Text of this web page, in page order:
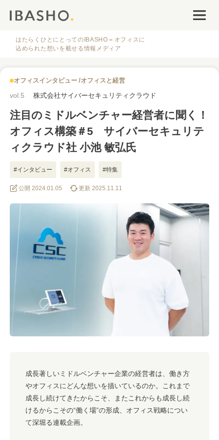
ファシリティナレッジ
IBASHOについて
人気のタグ
#オフィス移転 #その他
#ノウハウ #おしゃれオフィス #メリット
#こだわりオフィス #コミュニケーション
#フリーアドレス
はたらくひとにとってのIBASHO＝オフィスに
込められた想いを載せる情報メディア
オフィスインタビュー オフィスと経営
vol.5 株式会社サイバーセキュリティクラウド
注目のミドルベンチャー経営者に聞く！
オフィス構築＃5 サイバーセキュリテ
ィクラウド社 小池 敏弘氏
#インタビュー #オフィス #特集
公開 2024.01.05 更新 2025.11.11
成長著しいミドルベンチャー企業の経営者は、働き方
やオフィスにどんな想いを描いているのか。これまで
成長し続けてきたからこそ、またこれからも成長し続
けるからこその“働く場”の形成、オフィス戦略につい
て深堀る連載企画。